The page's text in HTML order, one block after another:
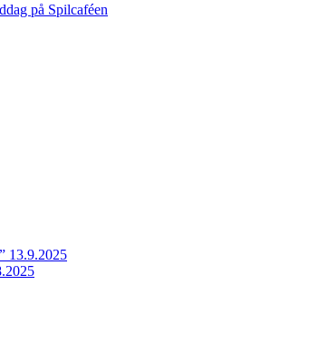
på Spilcaféen
13.9.2025